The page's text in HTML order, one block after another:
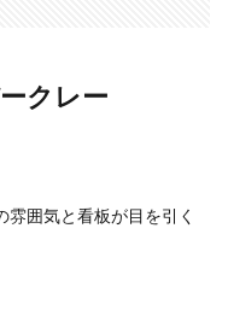
クレー
雰囲気と看板が目を引く